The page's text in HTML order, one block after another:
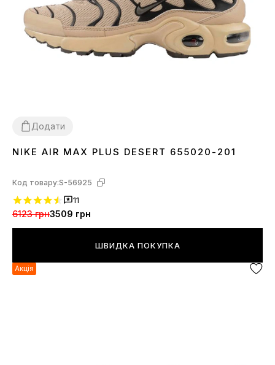
Додати
44
NIKE AIR MAX PLUS DESERT 655020-201
Код товару:S-56925
11
6123 грн3509 грн
ШВИДКА ПОКУПКА
Акція